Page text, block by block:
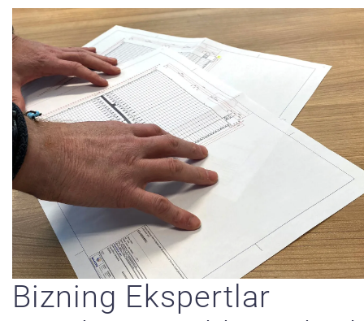
Bizning Ekspertlar